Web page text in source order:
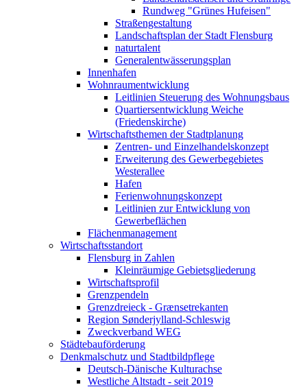
Rundweg "Grünes Hufeisen"
Straßengestaltung
Landschaftsplan der Stadt Flensburg
naturtalent
Generalentwässerungsplan
Innenhafen
Wohnraumentwicklung
Leitlinien Steuerung des Wohnungsbaus
Quartiersentwicklung Weiche
(Friedenskirche)
Wirtschaftsthemen der Stadtplanung
Zentren- und Einzelhandelskonzept
Erweiterung des Gewerbegebietes
Westerallee
Hafen
Ferienwohnungskonzept
Leitlinien zur Entwicklung von
Gewerbeflächen
Flächenmanagement
Wirtschaftsstandort
Flensburg in Zahlen
Kleinräumige Gebietsgliederung
Wirtschaftsprofil
Grenzpendeln
Grenzdreieck - Grænsetrekanten
Region Sønderjylland-Schleswig
Zweckverband WEG
Städtebauförderung
Denkmalschutz und Stadtbildpflege
Deutsch-Dänische Kulturachse
Westliche Altstadt - seit 2019